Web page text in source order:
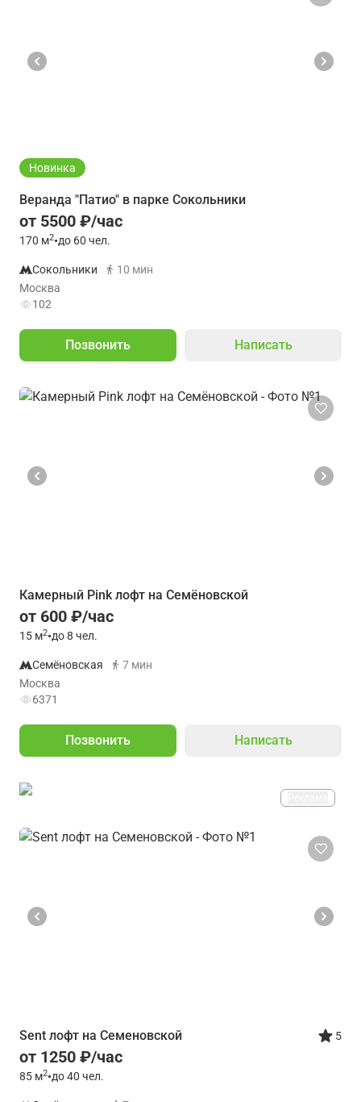
Новинка
Веранда "Патио" в парке Сокольники
от 5500 ₽/час
170 м2•до 60 чел.
Сокольники
10 мин
Москва
102
Позвонить Написать
Камерный Pink лофт на Семёновской
от 600 ₽/час
15 м2•до 8 чел.
Семёновская
7 мин
Москва
6371
Позвонить Написать
Sent лофт на Семеновской
от 1250 ₽/час
85 м2•до 40 чел.
5